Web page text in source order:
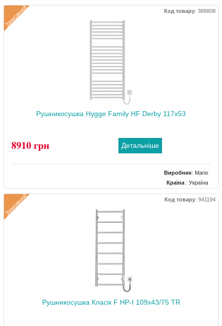
Колір: Білий
Розміри: 420x70x650
Замовний Код товару: 389808
Рушникосушка Hygge Family HF Derby 117x53
8910 грн Детальніше
Виробник: Mario
Країна : Україна
Колір: Білий
Розміри: 530x85x1170
Замовний Код товару: 941194
Рушникосушка Класік F НР-І 109x43/75 TR